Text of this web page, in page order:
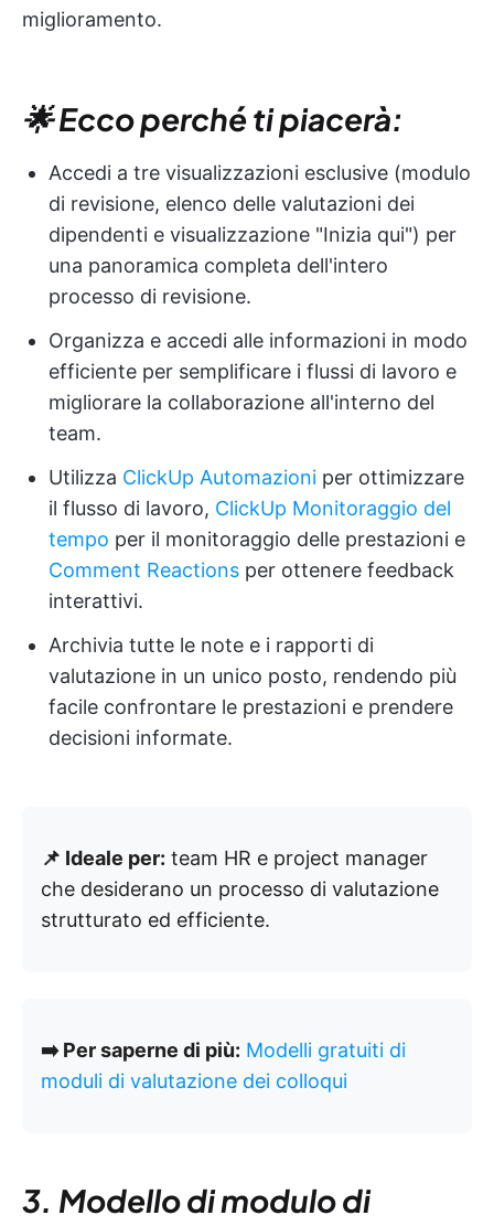
miglioramento.
🌟 Ecco perché ti piacerà:
Accedi a tre visualizzazioni esclusive (modulo
di revisione, elenco delle valutazioni dei
dipendenti e visualizzazione "Inizia qui") per
una panoramica completa dell'intero
processo di revisione.
Organizza e accedi alle informazioni in modo
efficiente per semplificare i flussi di lavoro e
migliorare la collaborazione all'interno del
team.
Utilizza ClickUp Automazioni per ottimizzare
il flusso di lavoro, ClickUp Monitoraggio del
tempo per il monitoraggio delle prestazioni e
Comment Reactions per ottenere feedback
interattivi.
Archivia tutte le note e i rapporti di
valutazione in un unico posto, rendendo più
facile confrontare le prestazioni e prendere
decisioni informate.
📌 Ideale per: team HR e project manager
che desiderano un processo di valutazione
strutturato ed efficiente.
➡️ Per saperne di più: Modelli gratuiti di
moduli di valutazione dei colloqui
3. Modello di modulo di